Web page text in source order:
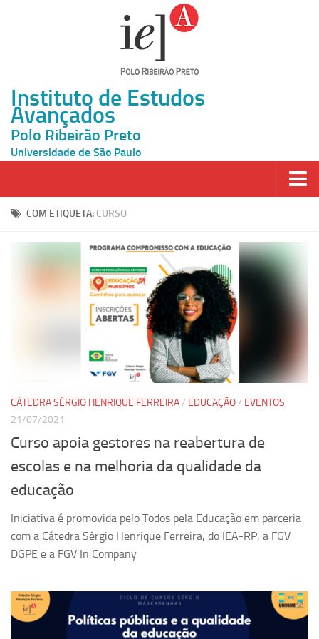
Instituto de Estudos
Avançados
Polo Ribeirão Preto
Universidade de São Paulo
Página Inicial
Grupo de Estudos Avançados em Tecnologia e Informação
em Saúde com foco em Populações Vulneráveis
(Confluencia)
Grupos de estudo encerrados
Grupos de Pesquisa
Criminologia Experimental e Segurança Pública
Direito e Tecnologia (Tech Law)
e Políticas Públicas Contemporâneas
Grupos de pesquisa encerrados
COM ETIQUETA: CURSO
CÁTEDRA SÉRGIO HENRIQUE FERREIRA/ EDUCAÇÃO/ EVENTOS
21/07/2021
Curso apoia gestores na reabertura de
escolas e na melhoria da qualidade da
educação
Iniciativa é promovida pelo Todos pela Educação em parceria
com a Cátedra Sérgio Henrique Ferreira, do IEA-RP, a FGV
DGPE e a FGV In Company